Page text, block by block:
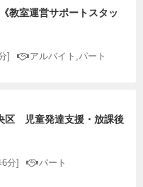
教室運営サポートスタッ
]
アルバイト,パート
区 児童発達支援・放課後
分]
パート